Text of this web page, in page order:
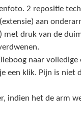
2 repositie
aan
met druk van de
naar volledige
een klik. Pijn is niet
indien het de arm